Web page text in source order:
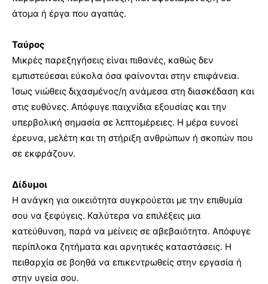
άτομα ή έργα που αγαπάς.
Ταύρος
Μικρές παρεξηγήσεις είναι πιθανές, καθώς δεν
εμπιστεύεσαι εύκολα όσα φαίνονται στην επιφάνεια.
Ίσως νιώθεις διχασμένος/η ανάμεσα στη διασκέδαση και
στις ευθύνες. Απόφυγε παιχνίδια εξουσίας και την
υπερβολική σημασία σε λεπτομέρειες. Η μέρα ευνοεί
έρευνα, μελέτη και τη στήριξη ανθρώπων ή σκοπών που
σε εκφράζουν.
Δίδυμοι
Η ανάγκη για οικειότητα συγκρούεται με την επιθυμία
σου να ξεφύγεις. Καλύτερα να επιλέξεις μια
κατεύθυνση, παρά να μείνεις σε αβεβαιότητα. Απόφυγε
περίπλοκα ζητήματα και αρνητικές καταστάσεις. Η
πειθαρχία σε βοηθά να επικεντρωθείς στην εργασία ή
στην υγεία σου.